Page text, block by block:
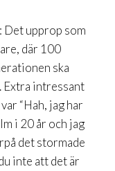
: Det upprop som
där 100
ska
Extra intressant
“Hah, jag har
i 20 år och jag
det stormade
inte att det är